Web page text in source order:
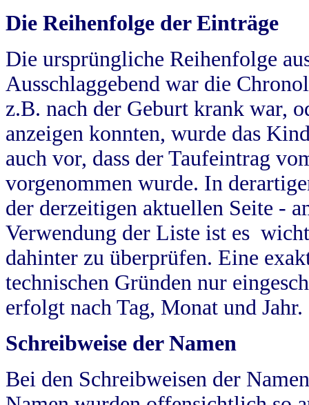
Die Reihenfolge der Einträge
Die ursprüngliche Reihenfolge
Ausschlaggebend war die
z.B. nach der Geburt krank war,
anzeigen konnten, wurde das
auch vor, dass der Taufeintrag
vorgenommen wurde. In
der derzeitigen aktuellen Seite -
Verwendung der Liste ist es
dahinter zu überprüfen. Eine
technischen Gründen nur
erfolgt nach Tag, Monat und Jahr.
Schreibweise der Namen
Bei den Schreibweisen der